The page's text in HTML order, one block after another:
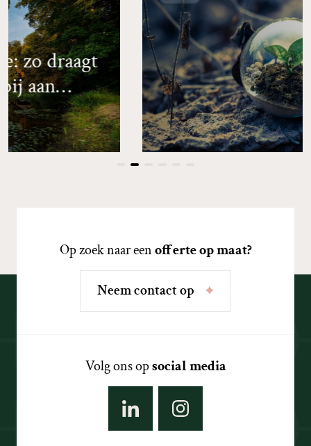
Inspiratie
Leesditverha
Op zoek naar eenofferte op maat?
Neemcontactop
Volg ons opsocial media